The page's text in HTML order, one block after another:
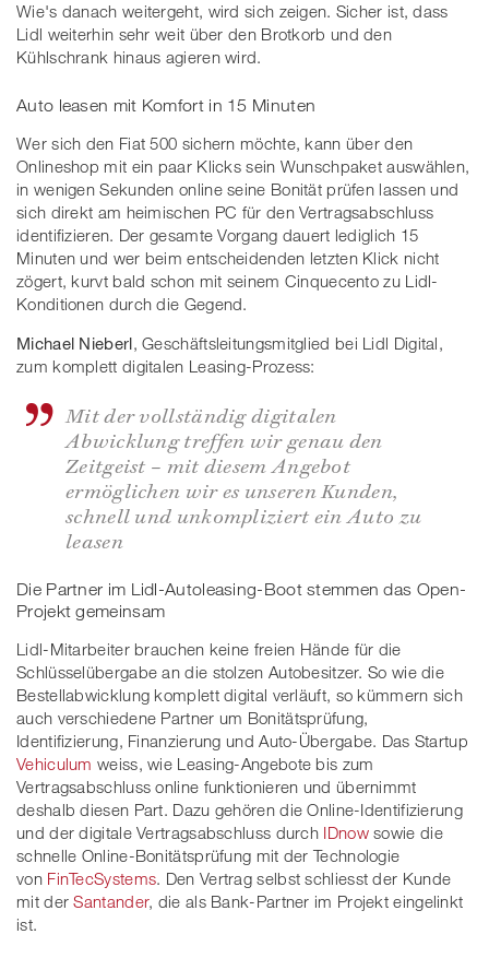
Wie's danach weitergeht, wird sich zeigen. Sicher ist, dass
Lidl weiterhin sehr weit über den Brotkorb und den
Kühlschrank hinaus agieren wird.
Auto leasen mit Komfort in 15 Minuten
Wer sich den Fiat 500 sichern möchte, kann über den
Onlineshop mit ein paar Klicks sein Wunschpaket auswählen,
in wenigen Sekunden online seine Bonität prüfen lassen und
sich direkt am heimischen PC für den Vertragsabschluss
identifizieren. Der gesamte Vorgang dauert lediglich 15
Minuten und wer beim entscheidenden letzten Klick nicht
zögert, kurvt bald schon mit seinem Cinquecento zu Lidl-
Konditionen durch die Gegend.
Michael Nieberl, Geschäftsleitungsmitglied bei Lidl Digital,
zum komplett digitalen Leasing-Prozess:
Mit der vollständig digitalen
Abwicklung treffen wir genau den
Zeitgeist – mit diesem Angebot
ermöglichen wir es unseren Kunden,
schnell und unkompliziert ein Auto zu
leasen
Die Partner im Lidl-Autoleasing-Boot stemmen das Open-
Projekt gemeinsam
Lidl-Mitarbeiter brauchen keine freien Hände für die
Schlüsselübergabe an die stolzen Autobesitzer. So wie die
Bestellabwicklung komplett digital verläuft, so kümmern sich
auch verschiedene Partner um Bonitätsprüfung,
Identifizierung, Finanzierung und Auto-Übergabe. Das Startup
Vehiculum weiss, wie Leasing-Angebote bis zum
Vertragsabschluss online funktionieren und übernimmt
deshalb diesen Part. Dazu gehören die Online-Identifizierung
und der digitale Vertragsabschluss durch IDnowsowie die
schnelle Online-Bonitätsprüfung mit der Technologie
von FinTecSystems. Den Vertrag selbst schliesst der Kunde
mit derSantander, die als Bank-Partner im Projekt eingelinkt
ist.